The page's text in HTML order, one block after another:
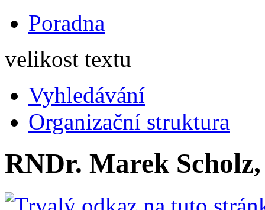
Poradna
velikost textu
Vyhledávání
Organizační struktura
RNDr. Marek